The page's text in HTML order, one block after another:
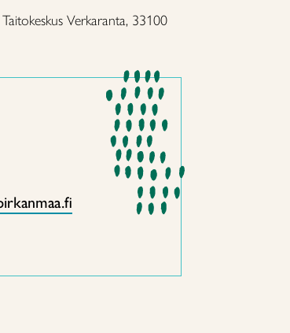
Verkaranta, 33100